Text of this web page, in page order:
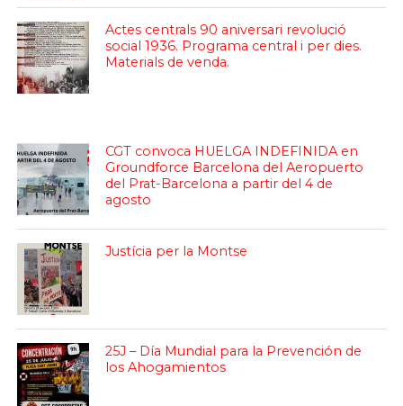
Actes centrals 90 aniversari revolució
social 1936. Programa central i per dies.
Materials de venda.
CGT convoca HUELGA INDEFINIDA en
Groundforce Barcelona del Aeropuerto
del Prat-Barcelona a partir del 4 de
agosto
Justícia per la Montse
25J – Día Mundial para la Prevención de
los Ahogamientos